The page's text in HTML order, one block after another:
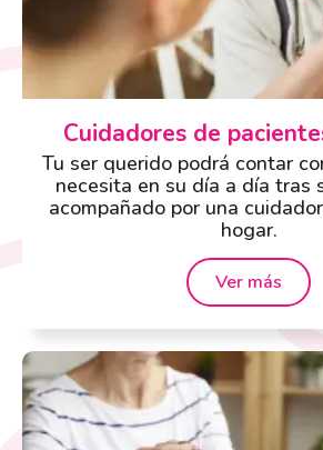
Cuidadores de
Tu ser querido podrá contar
necesita en su día a día tras
acompañado por una
hogar.
Ver más